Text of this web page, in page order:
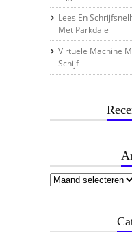
Lees En
Met Parkdale
Virtuele Machine
Schijf